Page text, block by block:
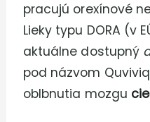
pracujú orexínové
Lieky typu DORA (v
aktuálne dostupný
pod názvom
oblbnutia mozgu